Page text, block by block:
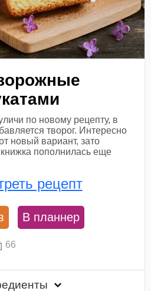
по новому рецепту, в
творог. Интересно
новый вариант, зато
пополнилась еще
рецепт
В планнер
66